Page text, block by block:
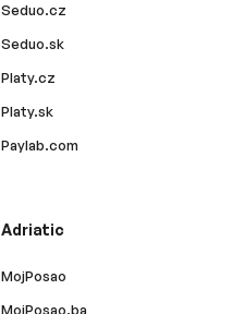
Seduo.cz
Seduo.sk
Platy.cz
Platy.sk
Paylab.com
Adriatic
MojPosao
MojPosao.ba